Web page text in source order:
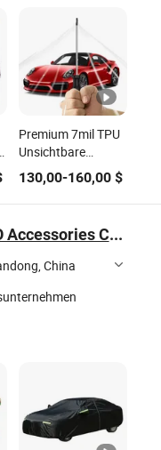
Premium 7mil TPU
Unsichtbare
Autoabdeckung für
ultimativen Schutz
130,00-160,00$
Linyi HUAYANG AUTO Accessories Co., Ltd.
China